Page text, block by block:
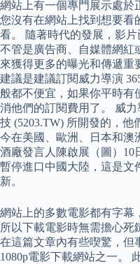
網站上有一個專門展示處於
您沒有在網站上找到想要看
看。 隨著時代的發展，影
不管是廣告商、自媒體網紅
來獲得更多的曝光和傳遞重
建議是建議訂閱威力導演
般都不便宜，如果你平時有
消他們的訂閱費用了。 威
技 (5203.TW) 所開發的，他
今在美國、歐洲、日本和澳
酒廠發言人陳啟展（圖）10
暫停進口中國大陸，這是文
新。
網站上的多數電影都有字幕
所以下載電影時無需擔心死
在這篇文章內有些喫驚，但
1080p電影下載網站之一。